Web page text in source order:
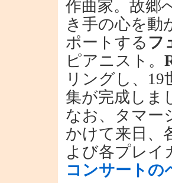
作曲家。故郷
き手の心を動
ポートする フ
ピアニスト。
リングし、
集が完成しま
なお、タマー
かけて来日、
よび各プレイ
コンサートの